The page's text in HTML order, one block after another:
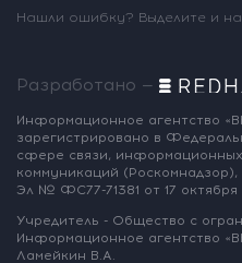
Нашли ошибку? Выделите и
Разработано —
Информационное агентство
зарегистрировано в
сфере связи, информационных
коммуникаций (Роскомнадзор),
Эл № ФС77-71381 от 17 октября
Учредитель - Общество с
Информационное агентство
Ламейкин В.А.